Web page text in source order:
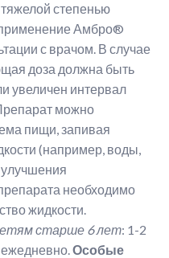
степенью
применение Амбро®
с врачом. В случае
доза должна быть
увеличен интервал
можно
пищи, запивая
(например, воды,
улучшения
необходимо
жидкости.
старше 6 лет: 1-2
Особые